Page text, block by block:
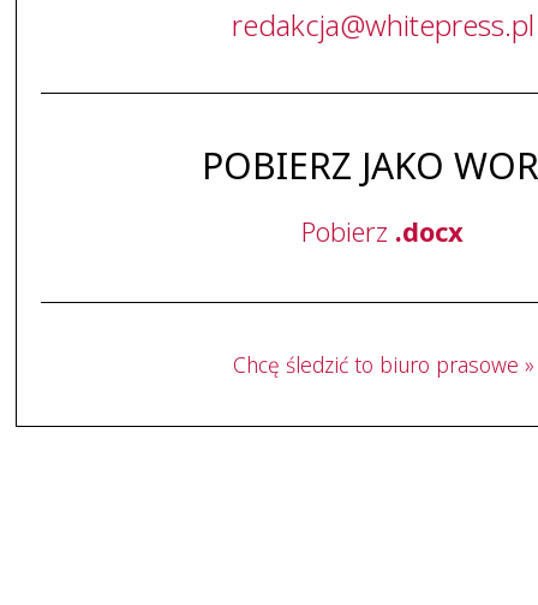
redakcja@whitepress.pl
POBIERZ JAKO
Pobierz .docx
Chcę śledzić to biuro prasowe »